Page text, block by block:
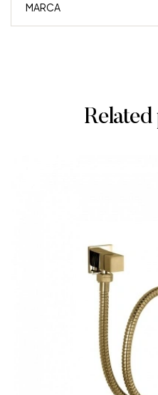
MARCA